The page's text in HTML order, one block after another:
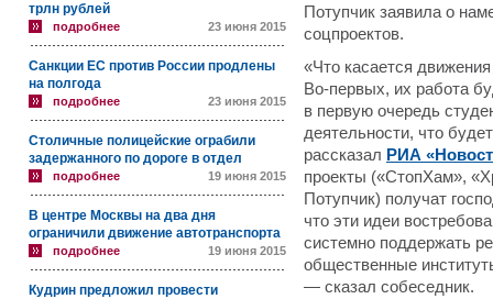
трлн рублей
подробнее 23 июня 2015
Санкции ЕС против России продлены
на полгода
подробнее 23 июня 2015
Столичные полицейские ограбили
задержанного по дороге в отдел
подробнее 19 июня 2015
В центре Москвы на два дня
ограничили движение автотранспорта
подробнее 19 июня 2015
Кудрин предложил провести
Потупчик заявила о
соцпроектов.
«Что касается
Во-первых, их работа
в первую очередь
деятельности, что
рассказал РИА
проекты («СтопХам»,
Потупчик) получат
что эти идеи
системно поддержать
общественные
— сказал собеседник.